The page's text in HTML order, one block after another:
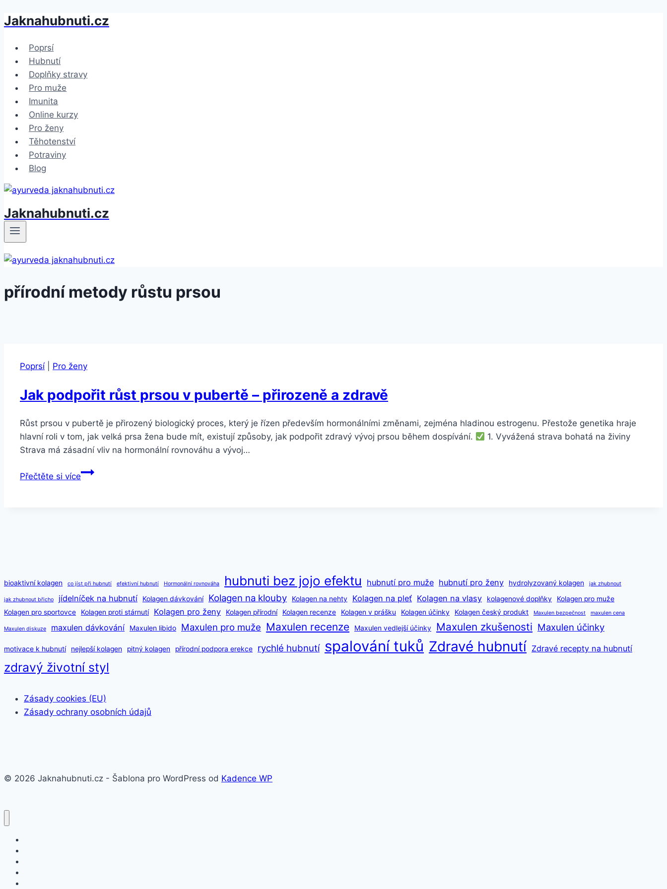
Přeskočit
obsah
Jaknahubnuti.cz
Poprsí
Hubnutí
Doplňky stravy
Pro muže
Imunita
Online kurzy
Pro ženy
Těhotenství
Potraviny
Blog
Jaknahubnuti.cz
přírodní metody růstu prsou
Poprsí| Pro ženy
Jak podpořit růst prsou v pubertě – přirozeně a zdravě
Růst prsou v pubertě je přirozený biologický proces, který je řízen především hormonálními změnami, zejména hladinou estrogenu. Přestože genetika hraje
hlavní roli v tom, jak velká prsa žena bude mít, existují způsoby, jak podpořit zdravý vývoj prsou během dospívání.
1. Vyvážená strava bohatá na živiny
Strava má zásadní vliv na hormonální rovnováhu a vývoj…
Přečtěte si víceJak
bioaktivní kolagen co jíst při hubnutí efektivní hubnutí Hormonální rovnováha hubnuti bez jojo efektu hubnutí pro muže hubnutí pro ženy hydrolyzovaný kolagen jak zhubnout
jak zhubnout břicho jídelníček na hubnutí Kolagen dávkování Kolagen na klouby Kolagen na nehty Kolagen na pleť Kolagen na vlasy kolagenové doplňky
Kolagen pro muže
Kolagen pro sportovce
Kolagen proti stárnutí Kolagen pro ženy Kolagen přírodní Kolagen recenze Kolagen v prášku Kolagen účinky Kolagen český produkt Maxulen bezpečnost maxulen cena
Maxulen diskuze maxulen dávkování Maxulen libido Maxulen pro muže Maxulen recenze Maxulen vedlejší účinky Maxulen zkušenosti Maxulen účinky
motivace k hubnutí nejlepší kolagen pitný kolagen přírodní podpora erekce rychlé hubnutí spalování tuků Zdravé hubnutí Zdravé recepty na hubnutí
zdravý životní styl
Zásady cookies (EU)
Zásady ochrany osobních údajů
© 2026 Jaknahubnuti.cz - Šablona pro WordPress od Kadence WP